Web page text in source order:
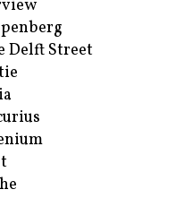
Delft Street